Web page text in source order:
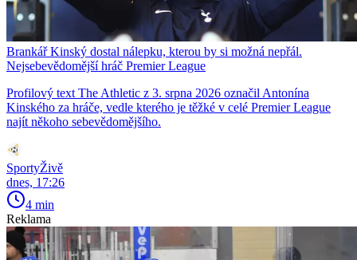
Brankář Kinský dostal nálepku, kterou by si možná nepřál.
Nejsebevědomější hráč Premier League
Profilový text The Athletic z 3. srpna 2026 označil Antonína
Kinského za hráče, vedle kterého je těžké v celé Premier League
najít někoho sebevědomějšího.
SportyŽivě
dnes, 17:26
4 min
Reklama